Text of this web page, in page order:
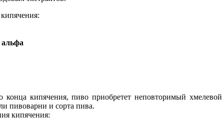
кипячения, пиво приобретет неповторимый
пивоварни и сорта пива.
кипячения: